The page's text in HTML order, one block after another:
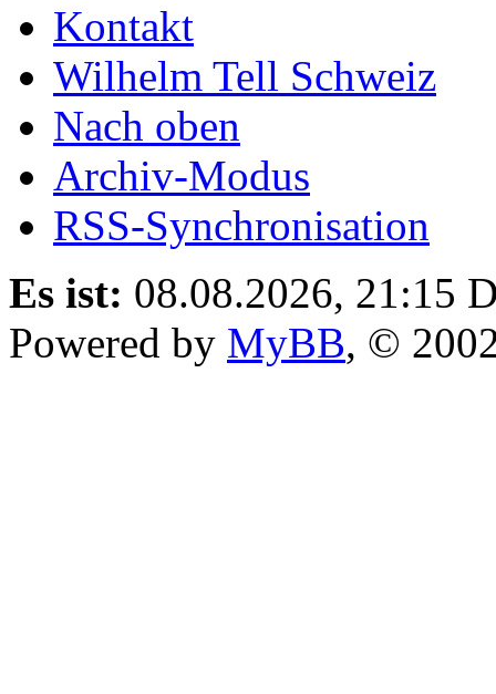
Kontakt
Wilhelm Tell Schweiz
Nach oben
Archiv-Modus
RSS-Synchronisation
Es ist: 08.08.2026, 21:15
Powered by MyBB, ©